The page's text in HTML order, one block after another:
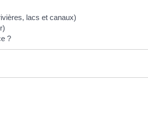
lacs et canaux)
?